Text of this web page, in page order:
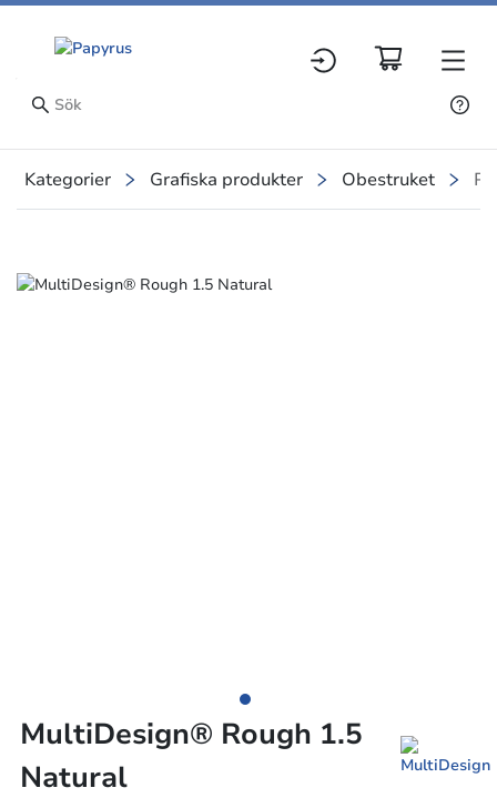
Kategorier Grafiska produkter Obestruket
Slide 1 of 1
MultiDesign® Rough 1.5
Natural